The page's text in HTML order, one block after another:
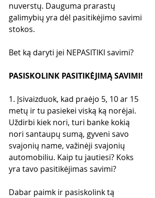
nuverstų. Dauguma prarastų
galimybių yra dėl pasitikėjimo savimi
stokos.
Bet ką daryti jei NEPASITIKI savimi?
PASISKOLINK PASITIKĖJIMĄ SAVIMI!
1. Įsivaizduok, kad praėjo 5, 10 ar 15
metų ir tu pasiekei viską ką norėjai.
Uždirbi kiek nori, turi banke kokią
nori santaupų sumą, gyveni savo
svajonių name, važinėji svajonių
automobiliu. Kaip tu jautiesi? Koks
yra tavo pasitikėjimas savimi?
Dabar paimk ir pasiskolink tą